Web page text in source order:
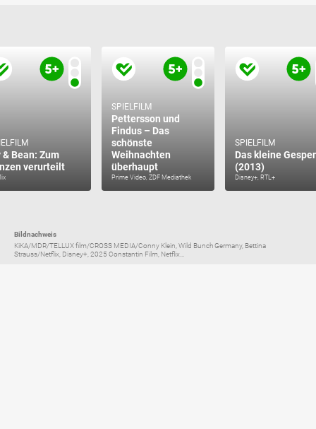
& Bean: Zum
verurteilt
SPIELFILM
Pettersson und
Findus – Das
schönste
Weihnachten
überhaupt
Prime Video, ZDF Mediathek
SPIELFILM
Das kleine
(2013)
Disney+, RTL+
Bildnachweis
KiKA/MDR/TELLUX film/CROSS MEDIA/Conny Klein, Wild Bunch Germany, Bettina
Strauss/Netflix, Disney+, 2025 Constantin Film, Netflix...